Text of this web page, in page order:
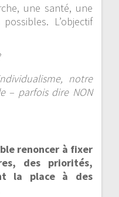
une santé, une
L’objectif
notre
– parfois dire NON
renoncer à fixer
des priorités,
la place à des